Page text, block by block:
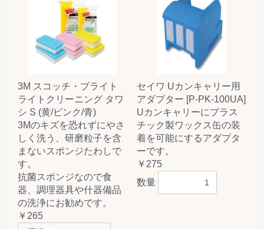
3M スコッチ・ブライト
ライトクリーニング タワ
シ S (黄/ピンク/青)
3Mのキズを恐れずにやさ
しく洗う、研磨粒子を含
まないスポンジたわしで
す。
抗菌スポンジなので食
器、調理器具や什器備品
の洗浄にお勧めです。
￥265
セイワ Uカンキャリー用
アダプター [P-PK-100UA]
Uカンキャリーにプラス
チック製ワックス缶の装
着を可能にするアダプタ
ーです。
￥275
数量